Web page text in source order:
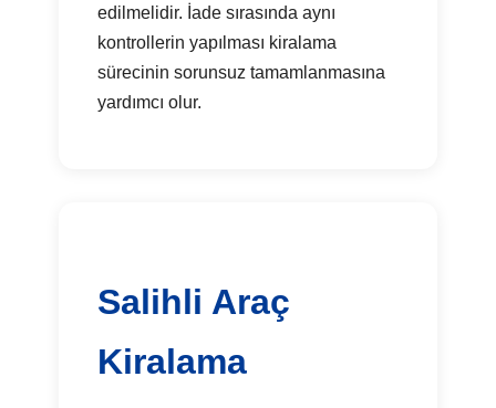
edilmelidir. İade sırasında aynı
kontrollerin yapılması kiralama
sürecinin sorunsuz tamamlanmasına
yardımcı olur.
Salihli Araç
Kiralama